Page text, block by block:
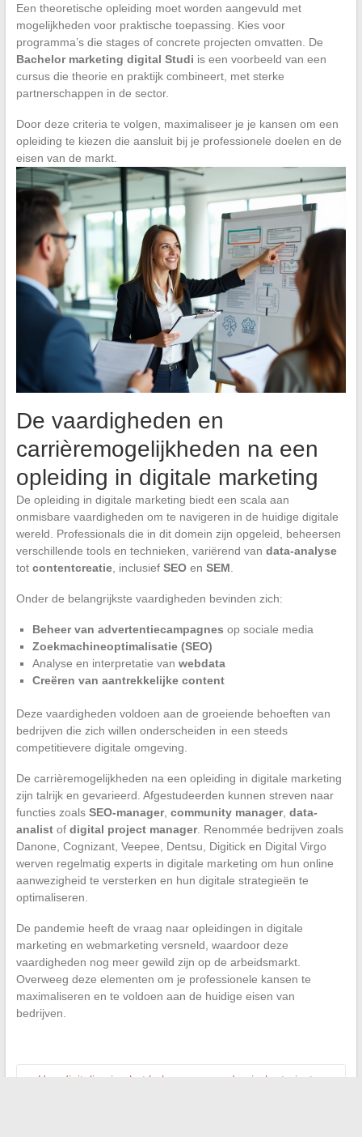
Een theoretische opleiding moet worden aangevuld met
mogelijkheden voor praktische toepassing. Kies voor
programma’s die stages of concrete projecten omvatten. De
Bachelor marketing digital Studi is een voorbeeld van een
cursus die theorie en praktijk combineert, met sterke
partnerschappen in de sector.
Door deze criteria te volgen, maximaliseer je je kansen om een
opleiding te kiezen die aansluit bij je professionele doelen en de
eisen van de markt.
De vaardigheden en
carrièremogelijkheden na een
opleiding in digitale marketing
De opleiding in digitale marketing biedt een scala aan
onmisbare vaardigheden om te navigeren in de huidige digitale
wereld. Professionals die in dit domein zijn opgeleid, beheersen
verschillende tools en technieken, variërend van data-analyse
tot contentcreatie, inclusief SEOen SEM.
Onder de belangrijkste vaardigheden bevinden zich:
Beheer van advertentiecampagnes op sociale media
Zoekmachineoptimalisatie (SEO)
Analyse en interpretatie van webdata
Creëren van aantrekkelijke content
Deze vaardigheden voldoen aan de groeiende behoeften van
bedrijven die zich willen onderscheiden in een steeds
competitievere digitale omgeving.
De carrièremogelijkheden na een opleiding in digitale marketing
zijn talrijk en gevarieerd. Afgestudeerden kunnen streven naar
functies zoals SEO-manager, community manager, data-
analistof digital project manager. Renommée bedrijven zoals
Danone, Cognizant, Veepee, Dentsu, Digitick en Digital Virgo
werven regelmatig experts in digitale marketing om hun online
aanwezigheid te versterken en hun digitale strategieën te
optimaliseren.
De pandemie heeft de vraag naar opleidingen in digitale
marketing en webmarketing versneld, waardoor deze
vaardigheden nog meer gewild zijn op de arbeidsmarkt.
Overweeg deze elementen om je professionele kansen te
maximaliseren en te voldoen aan de huidige eisen van
bedrijven.
Hoe digitalisering het beheer van academische trajecten